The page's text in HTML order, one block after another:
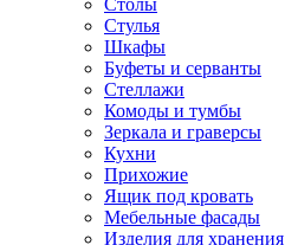
Столы
Стулья
Шкафы
Буфеты и серванты
Стеллажи
Комоды и тумбы
Зеркала и граверсы
Кухни
Прихожие
Ящик под кровать
Мебельные фасады
Изделия для хранения